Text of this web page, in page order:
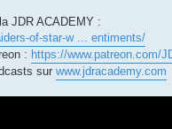
JDR ACADEMY :
of-star-w ... entiments/
: https://www.patreon.com/
sur www.jdracademy.com